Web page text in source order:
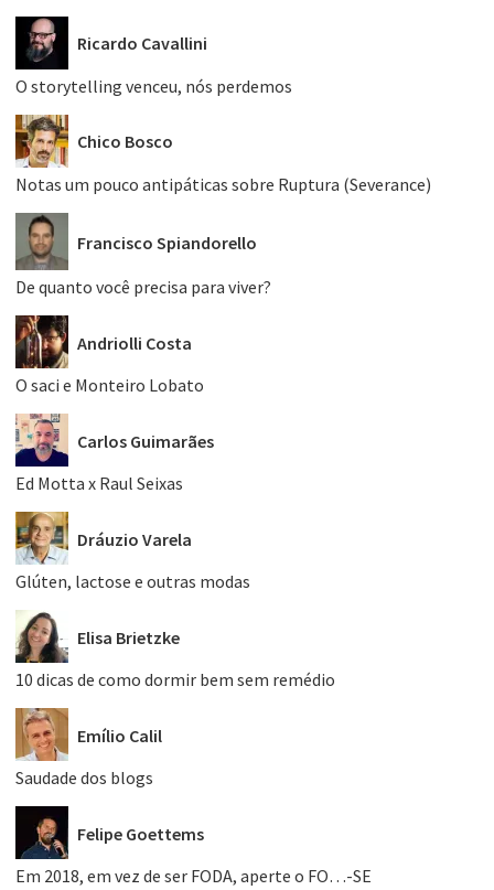
Ricardo Cavallini
O storytelling venceu, nós perdemos
Chico Bosco
Notas um pouco antipáticas sobre Ruptura (Severance)
Francisco Spiandorello
De quanto você precisa para viver?
Andriolli Costa
O saci e Monteiro Lobato
Carlos Guimarães
Ed Motta x Raul Seixas
Dráuzio Varela
Glúten, lactose e outras modas
Elisa Brietzke
10 dicas de como dormir bem sem remédio
Emílio Calil
Saudade dos blogs
Felipe Goettems
Em 2018, em vez de ser FODA, aperte o FO…-SE